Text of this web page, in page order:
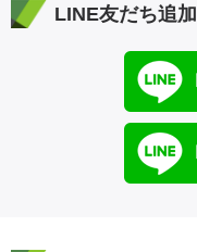
LINE友だち追加